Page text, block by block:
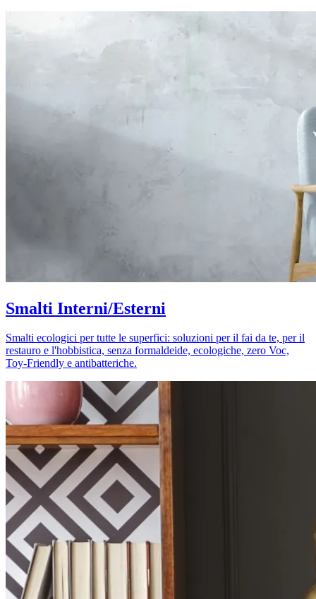
Smalti Interni/Esterni
Smalti ecologici per tutte le superfici: soluzioni per il fai da te, per il
restauro e l'hobbistica, senza formaldeide, ecologiche, zero Voc,
Toy-Friendly e antibatteriche.